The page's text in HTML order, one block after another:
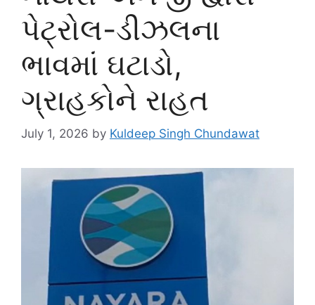
પેટ્રોલ-ડીઝલના
ભાવમાં ઘટાડો,
ગ્રાહકોને રાહત
July 1, 2026 by Kuldeep Singh Chundawat